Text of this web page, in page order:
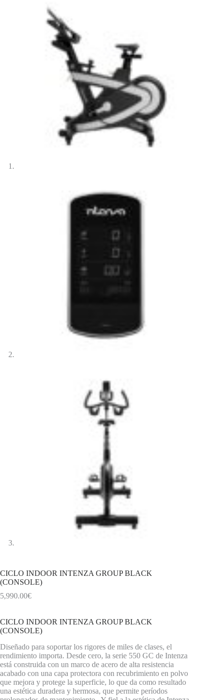
CICLO INDOOR INTENZA GROUP BLACK
(CONSOLE)
5,990.00€
CICLO INDOOR INTENZA GROUP BLACK
(CONSOLE)
Diseñado para soportar los rigores de miles de clases, el
rendimiento importa. Desde cero, la serie 550 GC de Intenza
está construida con un marco de acero de alta resistencia
acabado con una capa protectora con recubrimiento en polvo
que mejora y protege la superficie, lo que da como resultado
una estética duradera y hermosa, que permite períodos